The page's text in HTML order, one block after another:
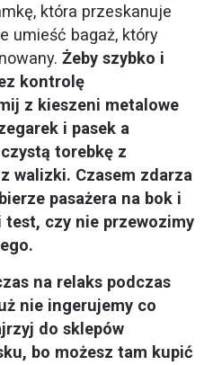
która przeskanuje
umieść bagaż, który
Żeby szybko i
kontrolę
z kieszeni metalowe
i pasek a
torebkę z
walizki. Czasem zdarza
pasażera na bok i
test, czy nie przewozimy
na relaks podczas
nie ingerujemy co
do sklepów
bo możesz tam kupić